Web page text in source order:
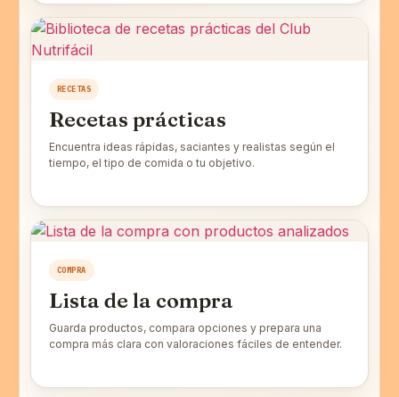
RECETAS
Recetas prácticas
Encuentra ideas rápidas, saciantes y realistas según el
tiempo, el tipo de comida o tu objetivo.
COMPRA
Lista de la compra
Guarda productos, compara opciones y prepara una
compra más clara con valoraciones fáciles de entender.